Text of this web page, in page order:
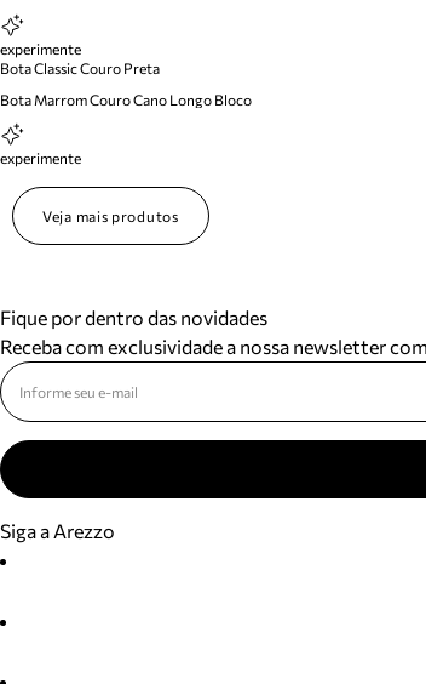
experimente
Bota Classic Couro Preta
Bota Marrom Couro Cano Longo Bloco
experimente
Veja mais produtos
Fique por dentro das novidades
Receba com exclusividade a nossa newsletter
Siga a Arezzo